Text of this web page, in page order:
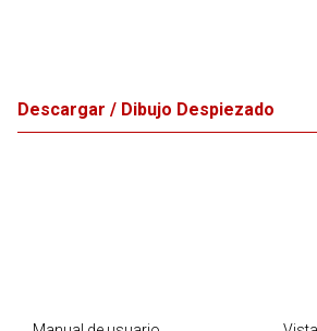
Descargar / Dibujo Despiezado